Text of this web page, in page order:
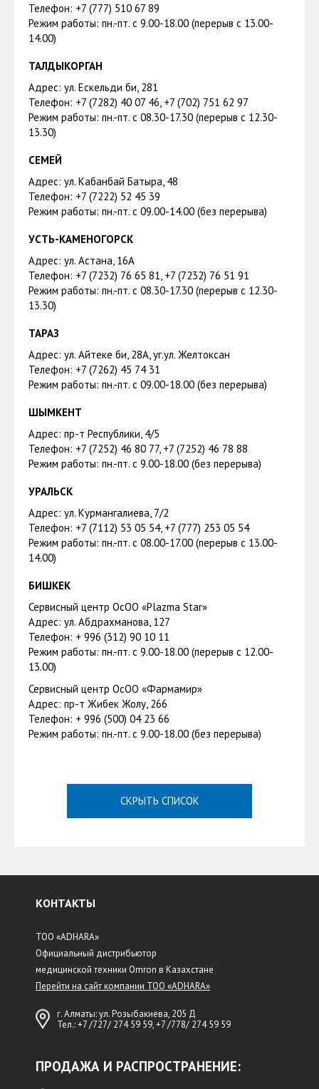
Телефон: +7 (777) 510 67 89
Режим работы: пн.-пт. с 9.00-18.00 (перерыв с 13.00-
14.00)
ТАЛДЫКОРГАН
Адрес: ул. Ескельди би, 281
Телефон: +7 (7282) 40 07 46, +7 (702) 751 62 97
Режим работы: пн.-пт. с 08.30-17.30 (перерыв с 12.30-
13.30)
СЕМЕЙ
Адрес: ул. Кабанбай Батыра, 48
Телефон: +7 (7222) 52 45 39
Режим работы: пн.-пт. с 09.00-14.00 (без перерыва)
УСТЬ-КАМЕНОГОРСК
Адрес: ул. Астана, 16А
Телефон: +7 (7232) 76 65 81, +7 (7232) 76 51 91
Режим работы: пн.-пт. с 08.30-17.30 (перерыв с 12.30-
13.30)
ТАРАЗ
Адрес: ул. Айтеке би, 28А, уг.ул. Желтоксан
Телефон: +7 (7262) 45 74 31
Режим работы: пн.-пт. с 09.00-18.00 (без перерыва)
ШЫМКЕНТ
Адрес: пр-т Республики, 4/5
Телефон: +7 (7252) 46 80 77, +7 (7252) 46 78 88
Режим работы: пн.-пт. с 9.00-18.00 (без перерыва)
УРАЛЬСК
Адрес: ул. Курмангалиева, 7/2
Телефон: +7 (7112) 53 05 54, +7 (777) 253 05 54
Режим работы: пн.-пт. с 08.00-17.00 (перерыв с 13.00-
14.00)
БИШКЕК
Сервисный центр ОсОО «Plazma Star»
Адрес: ул. Абдрахманова, 127
Телефон: + 996 (312) 90 10 11
Режим работы: пн.-пт. с 9.00-18.00 (перерыв с 12.00-
13.00)
Сервисный центр ОсОО «Фармамир»
Адрес: пр-т Жибек Жолу, 266
Телефон: + 996 (500) 04 23 66
Режим работы: пн.-пт. с 9.00-18.00 (без перерыва)
СКРЫТЬ СПИСОК
КОНТАКТЫ
ТОО «ADHARA»
Официальный дистрибьютор
медицинской техники Omron в Казахстане
Перейти на сайт компании ТОО «ADHARA»
г. Алматы: ул. Розыбакиева, 205 Д
Тел.:+7 /727/ 274 59 59,+7 /778/ 274 59 59
ПРОДАЖА И РАСПРОСТРАНЕНИЕ: